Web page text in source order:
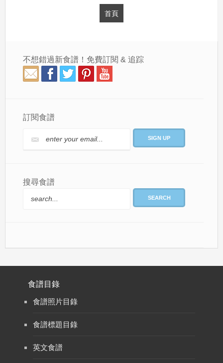
首頁
不想錯過新食譜！免費訂閱 & 追踪
訂閱食譜
搜尋食譜
SEARCH
食譜目錄
食譜照片目錄
食譜標題目錄
英文食譜